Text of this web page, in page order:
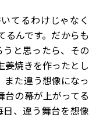
てるわけじゃなく
るんです。だからも
と思ったら、その
姜焼きを作ったとし
また違う想像になっ
台の幕が上がってる
、違う舞台を想像